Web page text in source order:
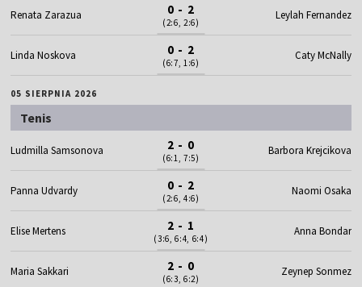
Renata Zarazua 0 - 2
(2:6, 2:6)
Leylah Fernandez
Linda Noskova 0 - 2
(6:7, 1:6)
Caty McNally
05 SIERPNIA 2026
Tenis
Ludmilla Samsonova 2 - 0
(6:1, 7:5)
Barbora Krejcikova
Panna Udvardy 0 - 2
(2:6, 4:6)
Naomi Osaka
Elise Mertens 2 - 1
(3:6, 6:4, 6:4)
Anna Bondar
Maria Sakkari 2 - 0
(6:3, 6:2)
Zeynep Sonmez